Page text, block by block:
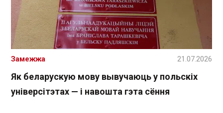
Як беларускую мову вывучаюць у польскіх
універсітэтах — і навошта гэта сёння
Замежжа 21.07.2026